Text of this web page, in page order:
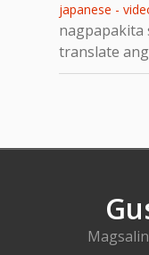
japanese -
nagpapakita
translate